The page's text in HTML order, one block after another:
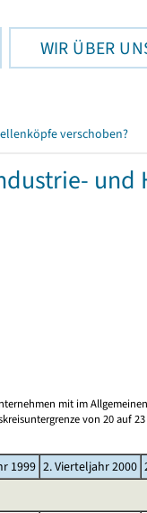
WIR ÜBER
verschoben?
mit im
von 20 auf
1999 2. Vierteljahr 2000